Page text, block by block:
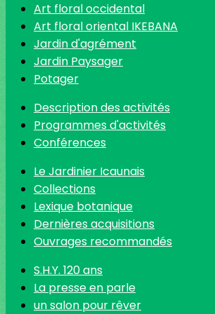
Art floral occidental
Art floral oriental IKEBANA
Jardin d'agrément
Jardin Paysager
Potager
Description des activités
Programmes d'activités
Conférences
Le Jardinier Icaunais
Collections
Lexique botanique
Dernières acquisitions
Ouvrages recommandés
S.H.Y. 120 ans
La presse en parle
un salon pour rêver